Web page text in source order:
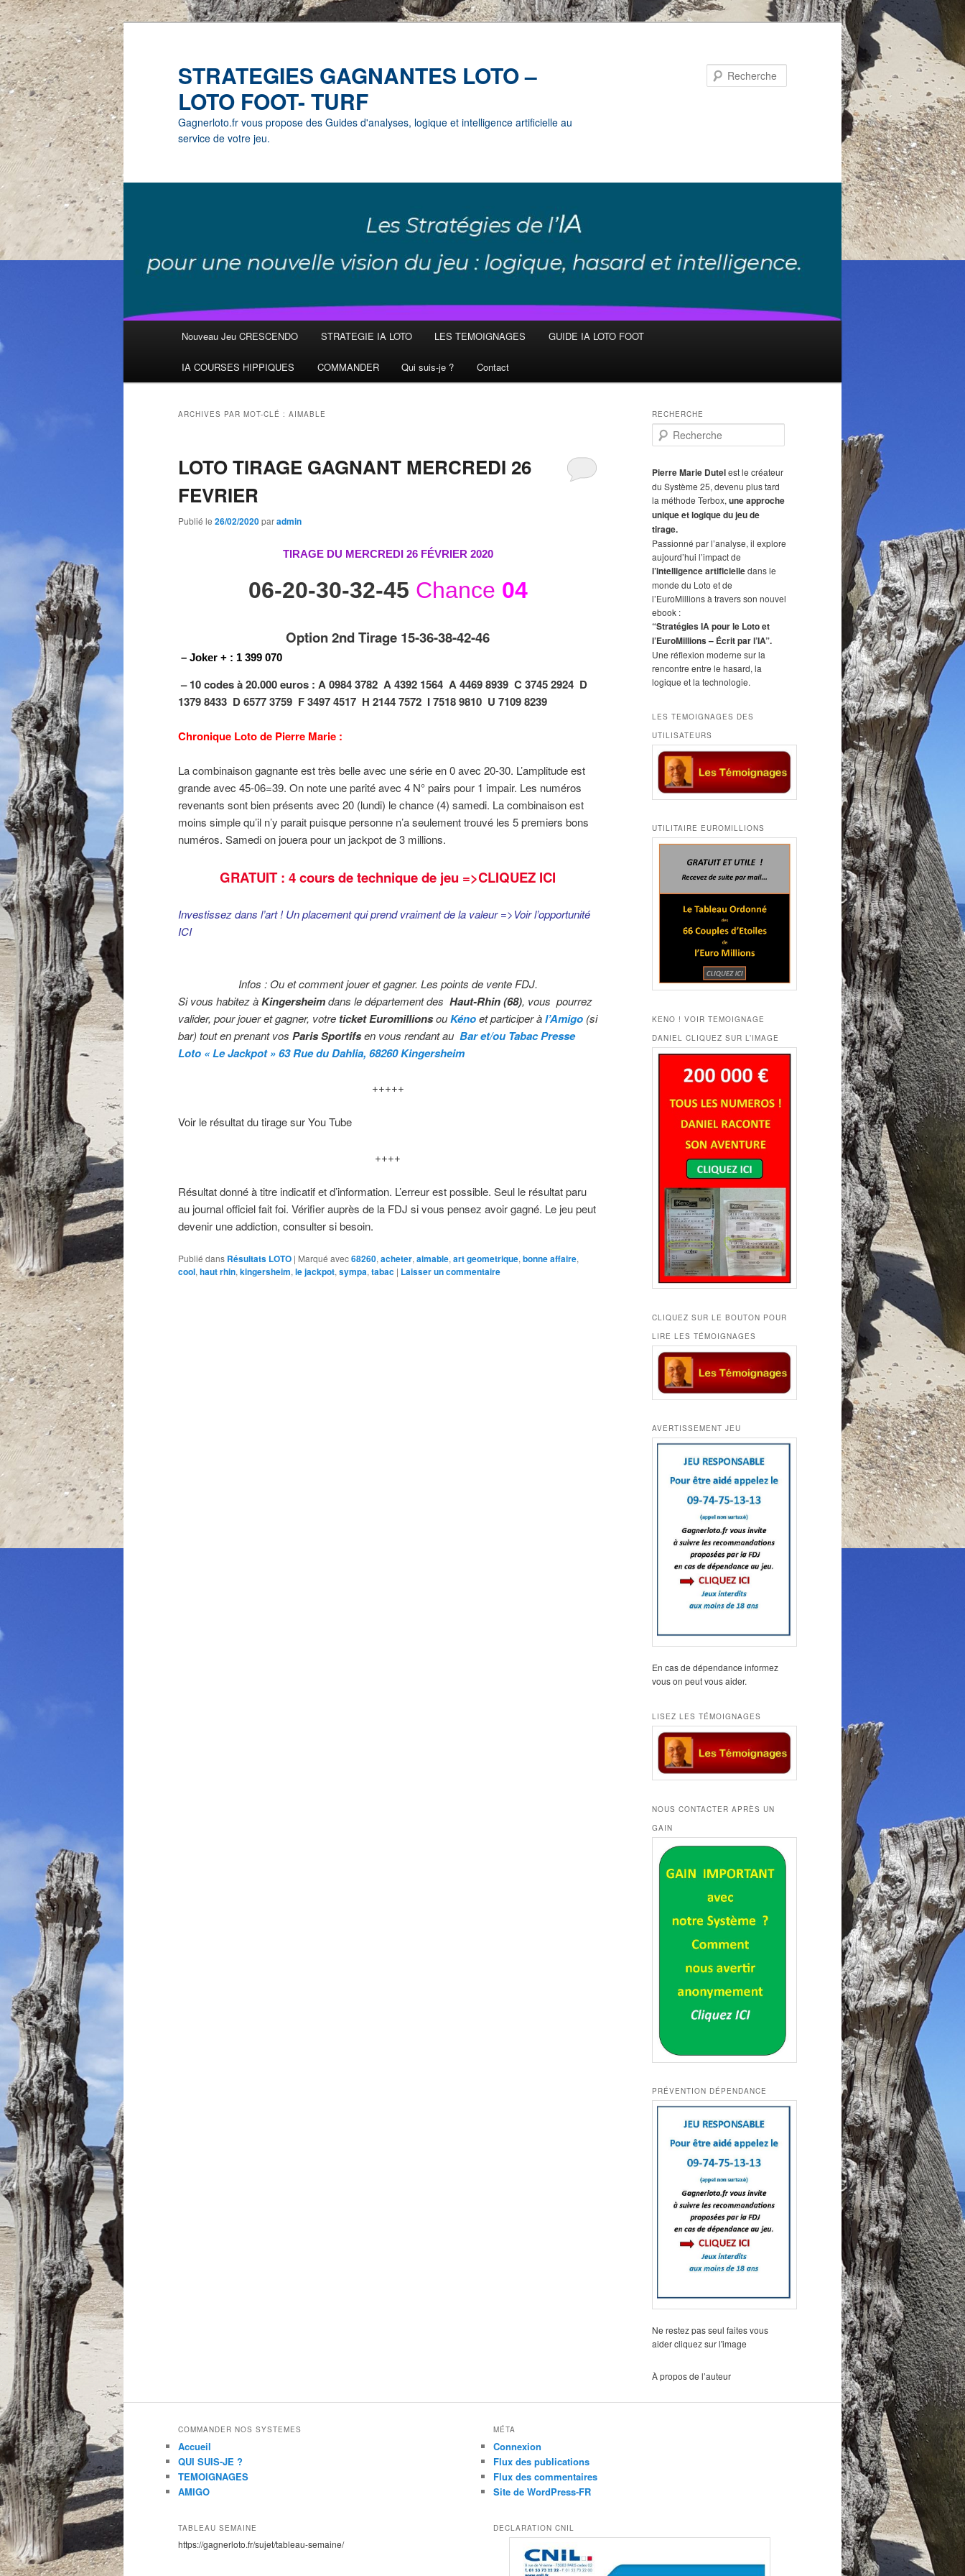
STRATEGIES GAGNANTES LOTO –
LOTO FOOT- TURF
Gagnerloto.fr vous propose des Guides d'analyses, logique et intelligence artificielle au
service de votre jeu.
Aller
au
contenu
Aller
au
contenu
Nouveau Jeu CRESCENDO STRATEGIE IA LOTO LES TEMOIGNAGES GUIDE IA LOTO FOOT
IA COURSES HIPPIQUES COMMANDER Qui suis-je ? Contact
ARCHIVES PAR MOT-CLÉ : AIMABLE
LOTO TIRAGE GAGNANT MERCREDI 26
FEVRIER
Publié le 26/02/2020paradmin
TIRAGE DU MERCREDI 26 FÉVRIER 2020
06-20-30-32-45 Chance 04
Option 2nd Tirage 15-36-38-42-46
– Joker + : 1 399 070
– 10 codes à 20.000 euros : A 0984 3782 A 4392 1564 A 4469 8939 C 3745 2924 D
1379 8433 D 6577 3759 F 3497 4517 H 2144 7572 I 7518 9810 U 7109 8239
Chronique Loto de Pierre Marie :
La combinaison gagnante est très belle avec une série en 0 avec 20-30. L’amplitude est
grande avec 45-06=39. On note une parité avec 4 N° pairs pour 1 impair. Les numéros
revenants sont bien présents avec 20 (lundi) le chance (4) samedi. La combinaison est
moins simple qu’il n’y parait puisque personne n’a seulement trouvé les 5 premiers bons
numéros. Samedi on jouera pour un jackpot de 3 millions.
GRATUIT : 4 cours de technique de jeu =>CLIQUEZ ICI
Investissez dans l’art ! Un placement qui prend vraiment de la valeur =>Voir l’opportunité
ICI
Infos : Ou et comment jouer et gagner. Les points de vente FDJ.
Si vous habitez àKingersheimdans le département des Haut-Rhin (68), vous pourrez
valider, pour jouer et gagner, votre ticket EuromillionsouKénoet participer àl’Amigo (si
bar) tout en prenant vos Paris Sportifsen vous rendant au Bar et/ou Tabac Presse
Loto « Le Jackpot » 63 Rue du Dahlia, 68260 Kingersheim
+++++
Voir le résultat du tirage sur You Tube
++++
Résultat donné à titre indicatif et d’information. L’erreur est possible. Seul le résultat paru
au journal officiel fait foi. Vérifier auprès de la FDJ si vous pensez avoir gagné. Le jeu peut
devenir une addiction, consulter si besoin.
Publié dans Résultats LOTO | Marqué avec68260, acheter, aimable, art geometrique, bonne affaire,
cool, haut rhin, kingersheim, le jackpot, sympa, tabac | Laisser un commentaire
RECHERCHE
e
h
e
r
c
h
e
Pierre Marie Dutelest le créateur
du Système 25, devenu plus tard
la méthode Terbox, une approche
unique et logique du jeu de
tirage.
Passionné par l’analyse, il explore
aujourd’hui l’impact de
l’intelligence artificielledans le
monde du Loto et de
l’EuroMillions à travers son nouvel
ebook :
“Stratégies IA pour le Loto et
l’EuroMillions – Écrit par l’IA”.
Une réflexion moderne sur la
rencontre entre le hasard, la
logique et la technologie.
LES TEMOIGNAGES DES
UTILISATEURS
UTILITAIRE EUROMILLIONS
KENO ! VOIR TEMOIGNAGE
DANIEL CLIQUEZ SUR L’IMAGE
CLIQUEZ SUR LE BOUTON POUR
LIRE LES TÉMOIGNAGES
AVERTISSEMENT JEU
En cas de dépendance informez
vous on peut vous aider.
LISEZ LES TÉMOIGNAGES
NOUS CONTACTER APRÈS UN
GAIN
PRÉVENTION DÉPENDANCE
Ne restez pas seul faites vous
aider cliquez sur l'image
À propos de l’auteur
COMMANDER NOS SYSTEMES
Accueil
QUI SUIS-JE ?
TEMOIGNAGES
AMIGO
TABLEAU SEMAINE
https://gagnerloto.fr/sujet/tableau-semaine/
MÉTA
Connexion
Flux des publications
Flux des commentaires
Site de WordPress-FR
DECLARATION CNIL